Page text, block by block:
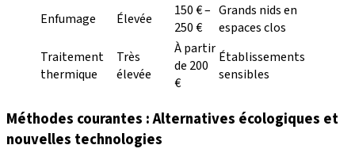
Enfumage
Élevée
150 € –
250 €
Grands nids en
espaces clos
Traitement
thermique
Très
élevée
À partir
de 200
€
Établissements
sensibles
Méthodes courantes : Alternatives écologiques et
nouvelles technologies